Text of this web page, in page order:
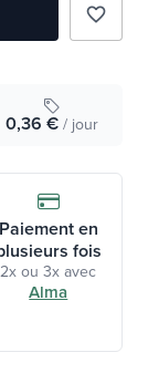
favorite_border
0,36 € / jour
Paiement en
fois
2x ou 3x avec
Alma